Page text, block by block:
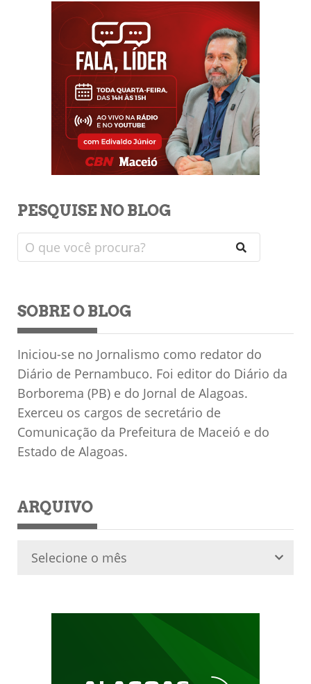
PESQUISE NO BLOG
SOBRE O BLOG
Iniciou-se no Jornalismo como redator do
Diário de Pernambuco. Foi editor do Diário da
Borborema (PB) e do Jornal de Alagoas.
Exerceu os cargos de secretário de
Comunicação da Prefeitura de Maceió e do
Estado de Alagoas.
ARQUIVO